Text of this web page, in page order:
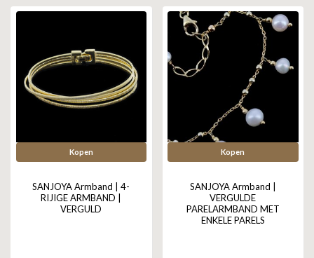
ZAG BIJOUX
KAPTEN & SON
Kopen
SANJOYA Armband | 4-
RIJIGE ARMBAND |
VERGULD
Kopen
SANJOYA Armband |
VERGULDE
PARELARMBAND MET
ENKELE PARELS